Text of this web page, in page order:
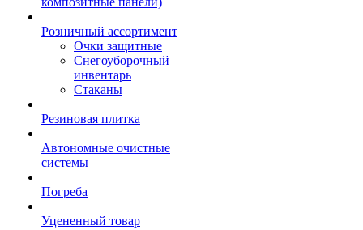
Розничный ассортимент
Очки защитные
Снегоуборочный
инвентарь
Стаканы
Резиновая плитка
Автономные очистные
системы
Погреба
Уцененный товар